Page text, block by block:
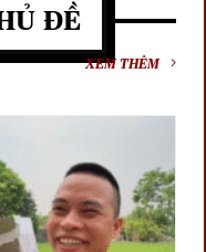
ĐỀ
XEM THÊM